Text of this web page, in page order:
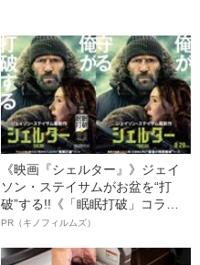
《映画『シェルター』》ジェイ
ソン・ステイサムがお盆を“打
破”する!!《「眠眠打破」コラ
ボ》
PR（キノフィルムズ）